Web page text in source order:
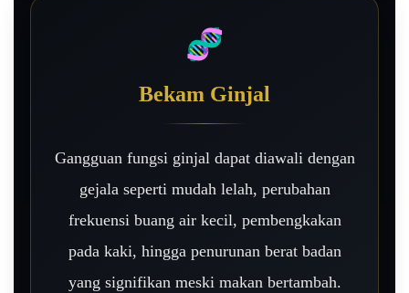
🧬
Bekam Ginjal
Gangguan fungsi ginjal dapat diawali dengan
gejala seperti mudah lelah, perubahan
frekuensi buang air kecil, pembengkakan
pada kaki, hingga penurunan berat badan
yang signifikan meski makan bertambah.